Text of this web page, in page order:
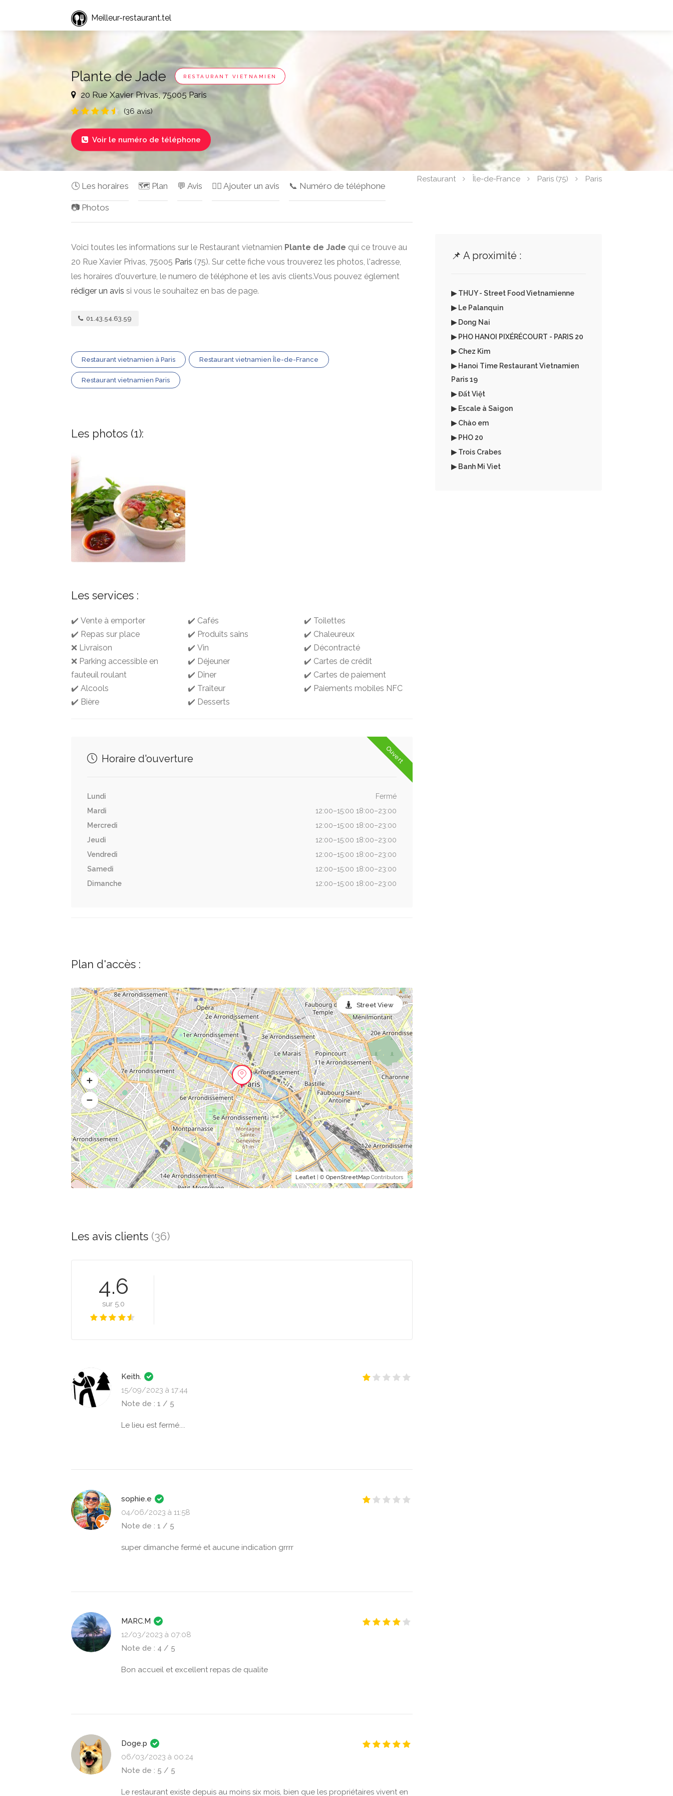
Meilleur-restaurant.tel
Plante de Jade RESTAURANT VIETNAMIEN
20 Rue Xavier Privas, 75005 Paris
(36 avis)
 Voir le numéro de téléphone
Restaurant Île-de-France Paris (75) Paris
🕓 Les horaires 🗺️ Plan 💬 Avis ✍🏻 Ajouter un avis 📞 Numéro de téléphone
📷 Photos
Voici toutes les informations sur le Restaurant vietnamien Plante de Jade qui ce trouve au
20 Rue Xavier Privas, 75005 Paris (75). Sur cette fiche vous trouverez les photos, l'adresse,
les horaires d'ouverture, le numero de téléphone et les avis clients.Vous pouvez églement
rédiger un avis si vous le souhaitez en bas de page.
01.43.54.63.59
Restaurant vietnamien à Paris Restaurant vietnamien Île-de-France
Restaurant vietnamien Paris
Les photos (1):
Les services :
✔️ Vente à emporter
✔️ Repas sur place
❌ Livraison
❌ Parking accessible en
fauteuil roulant
✔️ Alcools
✔️ Bière
✔️ Cafés
✔️ Produits sains
✔️ Vin
✔️ Déjeuner
✔️ Dîner
✔️ Traiteur
✔️ Desserts
✔️ Toilettes
✔️ Chaleureux
✔️ Décontracté
✔️ Cartes de crédit
✔️ Cartes de paiement
✔️ Paiements mobiles NFC
Ouvert
Horaire d'ouverture
Lundi
Fermé
Mardi
12:00–15:00 18:00–23:00
Mercredi
12:00–15:00 18:00–23:00
Jeudi
12:00–15:00 18:00–23:00
Vendredi
12:00–15:00 18:00–23:00
Samedi
12:00–15:00 18:00–23:00
Dimanche
12:00–15:00 18:00–23:00
Plan d'accès :
Leaflet| © OpenStreetMapContributors
Street View
Les avis clients (36)
4.6
sur 5.0
Keith.
15/09/2023 à 17:44
Note de : 1 / 5
Le lieu est fermé....
sophie.e
04/06/2023 à 11:58
Note de : 1 / 5
super dimanche fermé et aucune indication grrrr
MARC.M
12/03/2023 à 07:08
Note de : 4 / 5
Bon accueil et excellent repas de qualite
Doge.p
06/03/2023 à 00:24
Note de : 5 / 5
Le restaurant existe depuis au moins six mois, bien que les propriétaires vivent en
📌 A proximité :
▶ THUY - Street Food Vietnamienne
▶ Le Palanquin
▶ Dong Nai
▶ PHO HANOI PIXÉRÉCOURT - PARIS 20
▶ Chez Kim
▶ Hanoi Time Restaurant Vietnamien
Paris 19
▶ Đất Việt
▶ Escale à Saigon
▶ Chào em
▶ PHO 20
▶ Trois Crabes
▶ Banh Mi Viet